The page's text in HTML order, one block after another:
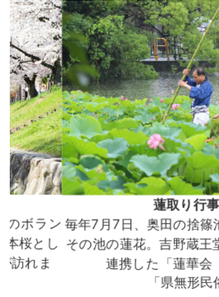
蓮取り行事と捨篠
毎年7月7日、奥田の捨篠池で執
その池の蓮花。吉野蔵王堂で行
連携した「蓮華会（れん
「県無形民俗文化